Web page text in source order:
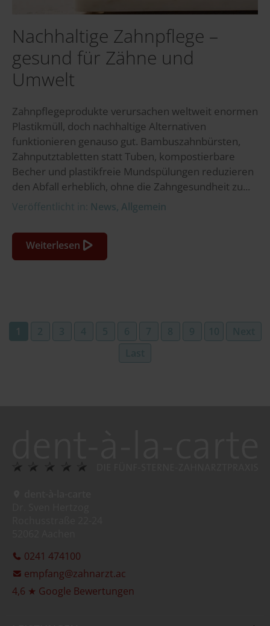
Nachhaltige Zahnpflege –
gesund für Zähne und
Umwelt
Zahnpflegeprodukte verursachen weltweit enormen
Plastikmüll, doch nachhaltige Alternativen
funktionieren genauso gut. Bambuszahnbürsten,
Zahnputztabletten statt Tuben, kompostierbare
Becher und plastikfreie Mundspülungen reduzieren
den Abfall erheblich, ohne die Zahngesundheit zu...
Veröffentlicht in: News, Allgemein
Weiterlesen
1
0241 474100
empfang@zahnarzt.ac
4,6 ★ Google Bewertungen